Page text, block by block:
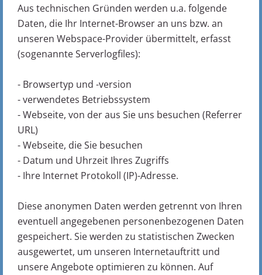
Aus technischen Gründen werden u.a. folgende
Daten, die Ihr Internet-Browser an uns bzw. an
unseren Webspace-Provider übermittelt, erfasst
(sogenannte Serverlogfiles):
- Browsertyp und -version
- verwendetes Betriebssystem
- Webseite, von der aus Sie uns besuchen (Referrer
URL)
- Webseite, die Sie besuchen
- Datum und Uhrzeit Ihres Zugriffs
- Ihre Internet Protokoll (IP)-Adresse.
Diese anonymen Daten werden getrennt von Ihren
eventuell angegebenen personenbezogenen Daten
gespeichert. Sie werden zu statistischen Zwecken
ausgewertet, um unseren Internetauftritt und
unsere Angebote optimieren zu können. Auf